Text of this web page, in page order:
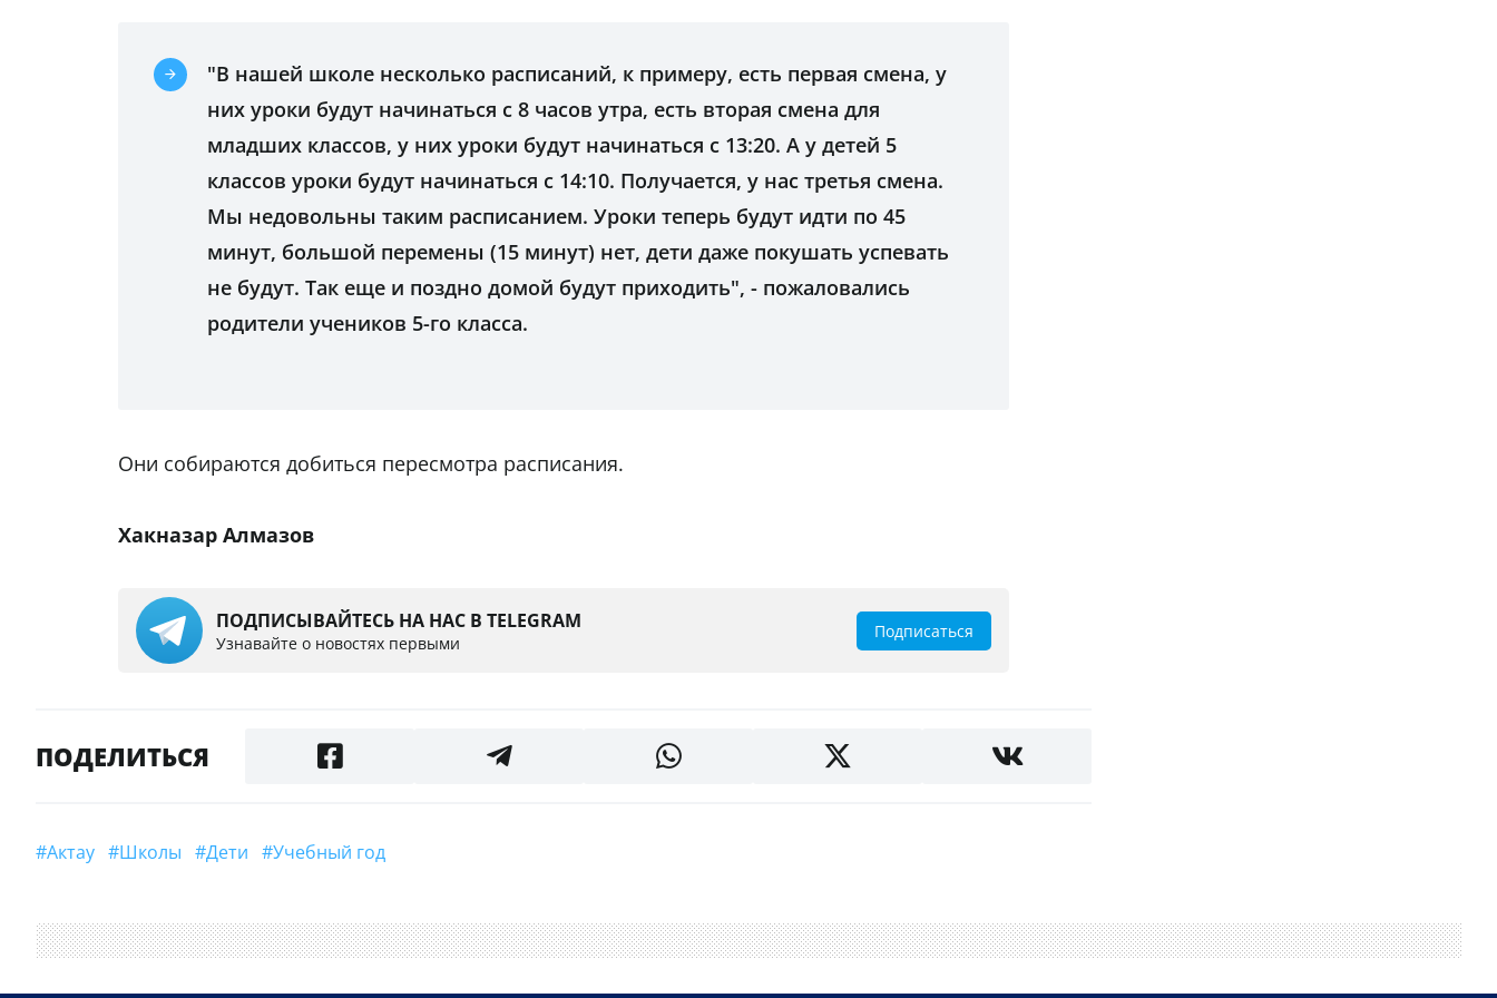
"В нашей школе несколько расписаний, к примеру, есть первая смена, у
них уроки будут начинаться с 8 часов утра, есть вторая смена для
младших классов, у них уроки будут начинаться с 13:20. А у детей 5
классов уроки будут начинаться с 14:10. Получается, у нас третья смена.
Мы недовольны таким расписанием. Уроки теперь будут идти по 45
минут, большой перемены (15 минут) нет, дети даже покушать успевать
не будут. Так еще и поздно домой будут приходить", - пожаловались
родители учеников 5-го класса.
Они собираются добиться пересмотра расписания.
Хакназар Алмазов
ПОДПИСЫВАЙТЕСЬ НА НАС В TELEGRAM
Узнавайте о новостях первыми
Подписаться
ПОДЕЛИТЬСЯ
#Актау #школы #дети #Учебный год